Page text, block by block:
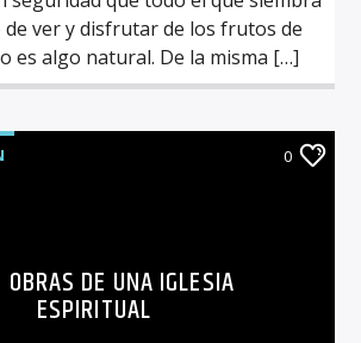
de ver y disfrutar de los frutos de
es algo natural. De la misma […]
0
OBRAS DE UNA IGLESIA
ESPIRITUAL